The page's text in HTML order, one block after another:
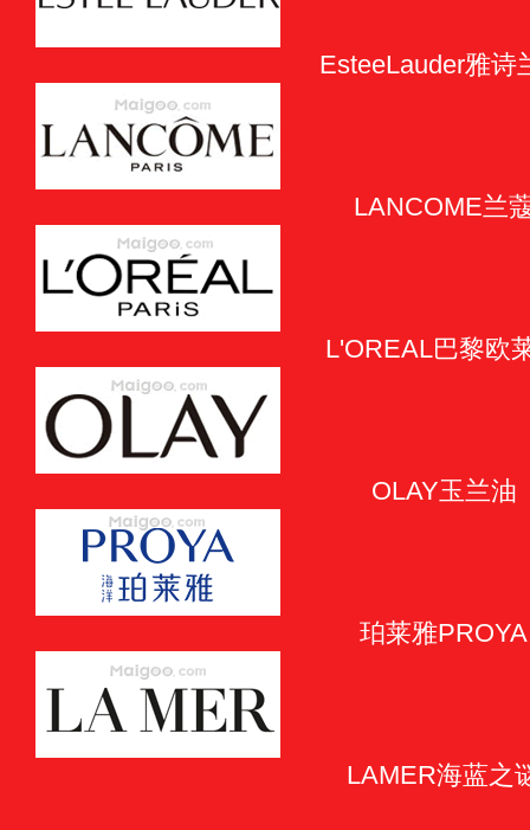
EsteeLauder雅诗
LANCOME兰
L'OREAL巴黎欧
OLAY玉兰油
珀莱雅PROYA
LAMER海蓝之